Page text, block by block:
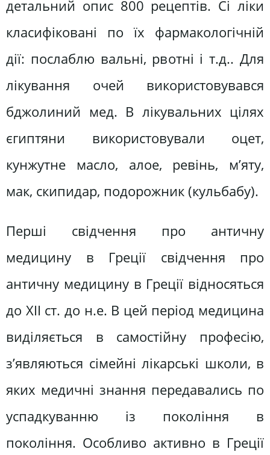
детальний опис 800 рецептів. Сі ліки
класифіковані по їх фармакологічній
дії: послаблю вальні, рвотні і т.д.. Для
лікування очей використовувався
бджолиний мед. В лікувальних цілях
єгиптяни використовували оцет,
кунжутне масло, алое, ревінь, м’яту,
мак, скипидар, подорожник (кульбабу).
Перші свідчення про античну
медицину в Греції свідчення про
античну медицину в Греції відносяться
до ХІІ ст. до н.е. В цей період медицина
виділяється в самостійну професію,
з’являються сімейні лікарські школи, в
яких медичні знання передавались по
успадкуванню із покоління в
покоління. Особливо активно в Греції